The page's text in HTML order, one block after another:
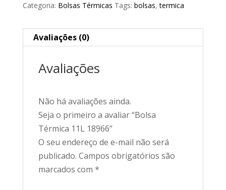
Categoria: Bolsas Térmicas Tags: bolsas,termica
Avaliações (0)
Avaliações
Não há avaliações ainda.
Seja o primeiro a avaliar “Bolsa
Térmica 11L 18966”
O seu endereço de e-mail não será
publicado. Campos obrigatórios são
marcados com *